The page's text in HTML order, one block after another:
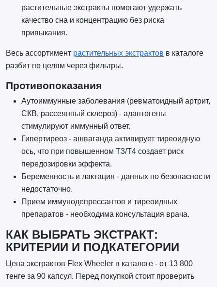
растительные экстракты помогают удержать
качество сна и концентрацию без риска
привыкания.
Весь ассортимент растительных экстрактов в каталоге
разбит по целям через фильтры.
Противопоказания
Аутоиммунные заболевания (ревматоидный артрит,
СКВ, рассеянный склероз) - адаптогены
стимулируют иммунный ответ.
Гипертиреоз - ашваганда активирует тиреоидную
ось, что при повышенном Т3/Т4 создает риск
передозировки эффекта.
Беременность и лактация - данных по безопасности
недостаточно.
Прием иммунодепрессантов и тиреоидных
препаратов - необходима консультация врача.
КАК ВЫБРАТЬ ЭКСТРАКТ:
КРИТЕРИИ И ПОДКАТЕГОРИИ
Цена экстрактов Flex Wheeler в каталоге - от 13 800
тенге за 90 капсул. Перед покупкой стоит проверить